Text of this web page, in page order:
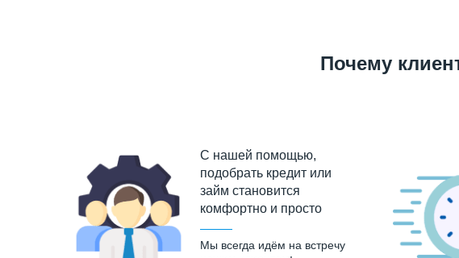
Почему
С нашей помощью,
подобрать кредит или
займ становится
комфортно и просто
Мы всегда идём на встречу